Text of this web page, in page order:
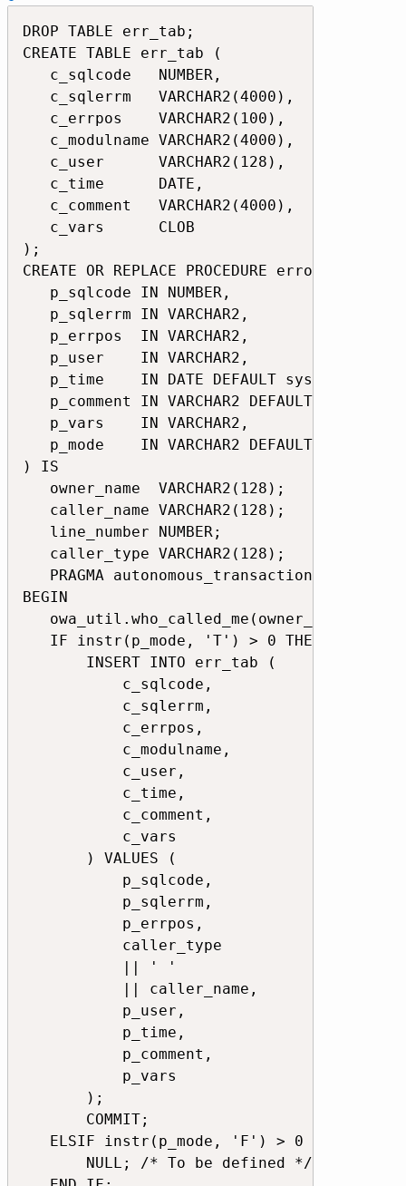
DROP TABLE err_tab;
CREATE TABLE err_tab (
   c_sqlcode   NUMBER,
   c_sqlerrm   VARCHAR2(4000),
   c_errpos    VARCHAR2(100),
   c_modulname VARCHAR2(4000),
   c_user      VARCHAR2(128),
   c_time      DATE,
   c_comment   VARCHAR2(4000),
   c_vars      CLOB
);
CREATE OR REPLACE PROCEDURE
   p_sqlcode IN NUMBER,
   p_sqlerrm IN VARCHAR2,
   p_errpos  IN VARCHAR2,
   p_user    IN VARCHAR2,
   p_time    IN DATE DEFAULT sysdate,
   p_comment IN VARCHAR2 DEFAULT '',
   p_vars    IN VARCHAR2,
   p_mode    IN VARCHAR2 DEFAULT 'T'
) IS
   owner_name  VARCHAR2(128);
   caller_name VARCHAR2(128);
   line_number NUMBER;
   caller_type VARCHAR2(128);
   PRAGMA autonomous_transaction;
BEGIN
owa_util.who_called_me(owner_name,
IF instr(p_mode, 'T') > 0 THEN --
       INSERT INTO err_tab (
           c_sqlcode,
           c_sqlerrm,
           c_errpos,
           c_modulname,
           c_user,
           c_time,
           c_comment,
           c_vars
       ) VALUES (
           p_sqlcode,
           p_sqlerrm,
           p_errpos,
           caller_type
           || ' '
           || caller_name,
           p_user,
           p_time,
           p_comment,
           p_vars
       );
       COMMIT;
ELSIF instr(p_mode, 'F') > 0 THEN --
       NULL; /* To be defined */